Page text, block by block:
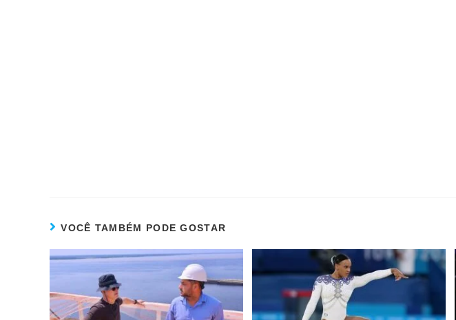
VOCÊ TAMBÉM PODE GOSTAR